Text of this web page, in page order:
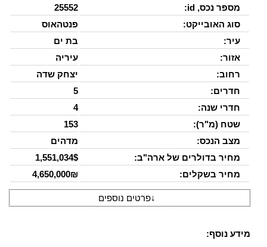
מספר נכס, id:
25552
סוג האובייקט:
פנטהאוס
עיר:
בת ים
אזור:
עיריה
רחוב:
יצחק שדה
חדרים:
5
חדרי שנה:
4
שטח (מ"ר):
153
מצב הנכס:
מדהים
מחיר בדולרים של ארה"ב:
1,551,034$
מחיר בשקלים:
4,650,000₪
↓פרטים נוספים
מידע נוסף: